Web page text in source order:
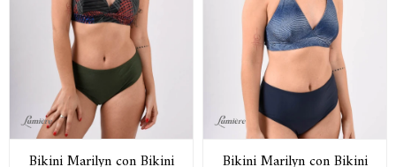
Bikini Marilyn con Bikini Bikini Marilyn con Bikini